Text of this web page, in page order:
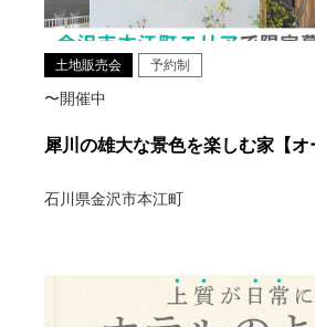
土地販売会 予約制
〜開催中
犀川の雄大な景色を楽しむ家【オ
石川県金沢市本江町